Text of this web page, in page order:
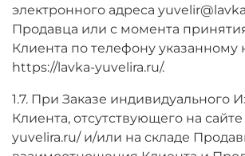
электронного адреса
Продавца или с момента
Клиента по телефону указанному
https://lavka-yuvelira.ru/.
1.7. При Заказе индивидуального
Клиента, отсутствующего на
yuvelira.ru/ и/или на складе